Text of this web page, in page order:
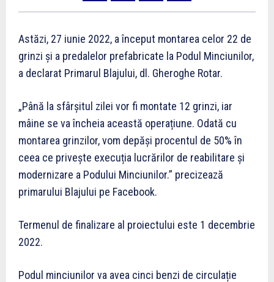
Astăzi, 27 iunie 2022, a început montarea celor 22 de
grinzi și a predalelor prefabricate la Podul Minciunilor,
a declarat Primarul Blajului, dl. Gheroghe Rotar.
„Până la sfârșitul zilei vor fi montate 12 grinzi, iar
mâine se va încheia această operațiune. Odată cu
montarea grinzilor, vom depăși procentul de 50% în
ceea ce privește execuția lucrărilor de reabilitare și
modernizare a Podului Minciunilor.” precizează
primarului Blajului pe Facebook.
Termenul de finalizare al proiectului este 1 decembrie
2022.
Podul minciunilor va avea cinci benzi de circulație